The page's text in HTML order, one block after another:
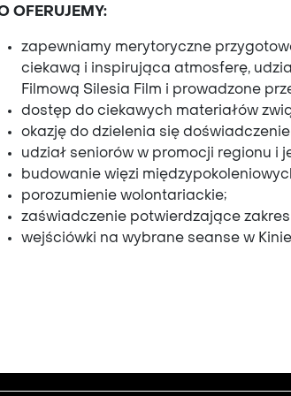
OFERUJEMY:
zapewniamy merytoryczne
ciekawą i inspirująca atmosferę,
Filmową Silesia Film i prowadzone
dostęp do ciekawych materiałów
okazję do dzielenia się
udział seniorów w promocji regionu i
budowanie więzi
porozumienie wolontariackie;
zaświadczenie potwierdzające
wejściówki na wybrane seanse w